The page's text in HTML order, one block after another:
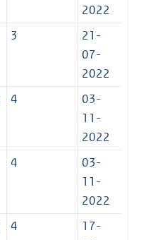
2022
3
21-
07-
2022
4
03-
11-
2022
4
03-
11-
2022
4
17-